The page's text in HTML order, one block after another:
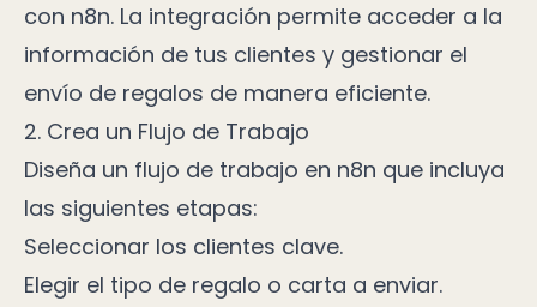
con n8n. La integración permite acceder a la
información de tus clientes y gestionar el
envío de regalos de manera eficiente.
2. Crea un Flujo de Trabajo
Diseña un flujo de trabajo en n8n que incluya
las siguientes etapas:
Seleccionar los clientes clave.
Elegir el tipo de regalo o carta a enviar.